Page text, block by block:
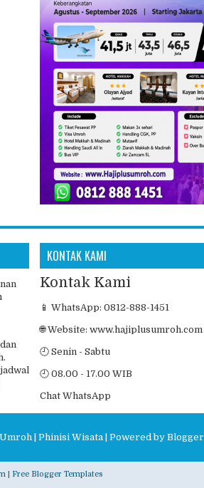
KONTAK KAMI
Kontak Kami
📱 WhatsApp: 0812-888-1451
🌐 Website: www.hajiplusumroh.com
🕘 Senin - Sabtu
🕘 08.00 - 17.00 WIB
Chat WhatsApp
| Phinisi Wisata | Powered by Blogger
| Free Blogger Templates